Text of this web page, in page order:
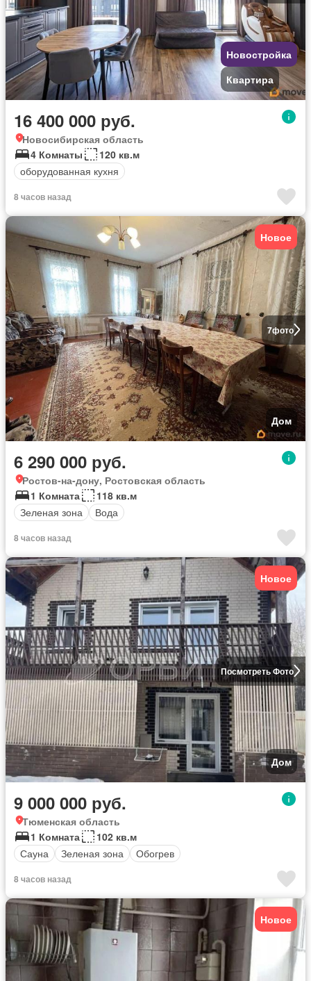
Новостройка
Квартира
16 400 000 руб.
Новосибирская область
4 Комнаты
120 кв.м
оборудованная кухня
8 часов назад
7фото
Новое
Дом
6 290 000 руб.
Ростов-на-дону, Ростовская область
1 Комната
118 кв.м
Зеленая зона
Вода
8 часов назад
Посмотреть Фото
Новое
Дом
9 000 000 руб.
Тюменская область
1 Комната
102 кв.м
Сауна
Зеленая зона Обогрев
8 часов назад
Новое